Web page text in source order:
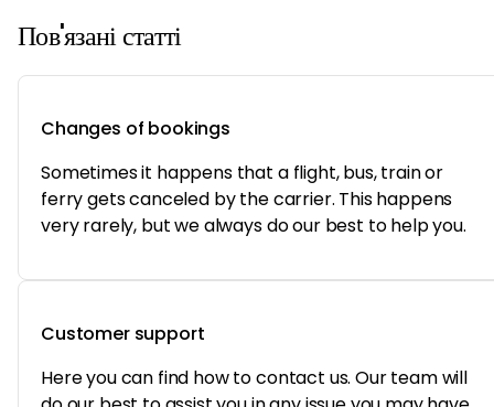
Пов'язані статті
Changes of bookings
Sometimes it happens that a flight, bus, train or
ferry gets canceled by the carrier. This happens
very rarely, but we always do our best to help you.
Customer support
Here you can find how to contact us. Our team will